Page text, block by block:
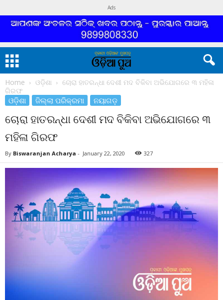
Ads
Home ଓଡ଼ିଶା
ଚୋରା ହାତରନ୍ଧା ଦେଶୀ ମଦ ବିକିବା ଅଭିଯୋଗରେ ୩ ମହିଳା
ଗିରଫ
ଓଡ଼ିଶା ଜିଲ୍ଲା ପରିକ୍ରମା ନୟାଗଡ଼
ଚୋରା ହାତରନ୍ଧା ଦେଶୀ ମଦ ବିକିବା ଅଭିଯୋଗରେ ୩
ମହିଳା ଗିରଫ
By Biswaranjan Acharya - January 22, 2020 327